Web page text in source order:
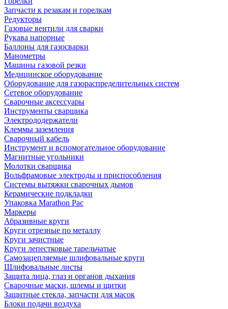
Запчасти к резакам и горелкам
Редукторы
Газовые вентили для сварки
Рукава напорные
Баллоны для газосварки
Манометры
Машины газовой резки
Медицинское оборудование
Оборудование для газораспределительных систем
Сетевое оборудование
Сварочные аксессуары
Инструменты сварщика
Электрододержатели
Клеммы заземления
Сварочный кабель
Инструмент и вспомогательное оборудование
Магнитные угольники
Молотки сварщика
Вольфрамовые электроды и приспособления
Системы вытяжки сварочных дымов
Керамические подкладки
Упаковка Marathon Pac
Маркеры
Абразивные круги
Круги отрезные по металлу
Круги зачистные
Круги лепестковые тарельчатые
Самозацепляемые шлифовальные круги
Шлифовальные листы
Защита лица, глаз и органов дыхания
Сварочные маски, шлемы и щитки
Защитные стекла, запчасти для масок
Блоки подачи воздуха